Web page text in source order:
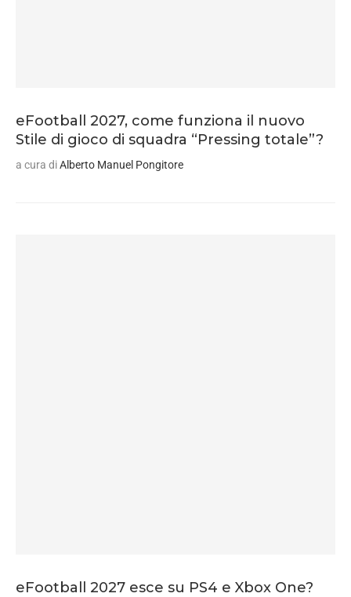
eFootball 2027, come funziona il nuovo
Stile di gioco di squadra “Pressing totale”?
a cura diAlberto Manuel Pongitore
eFootball 2027 esce su PS4 e Xbox One?